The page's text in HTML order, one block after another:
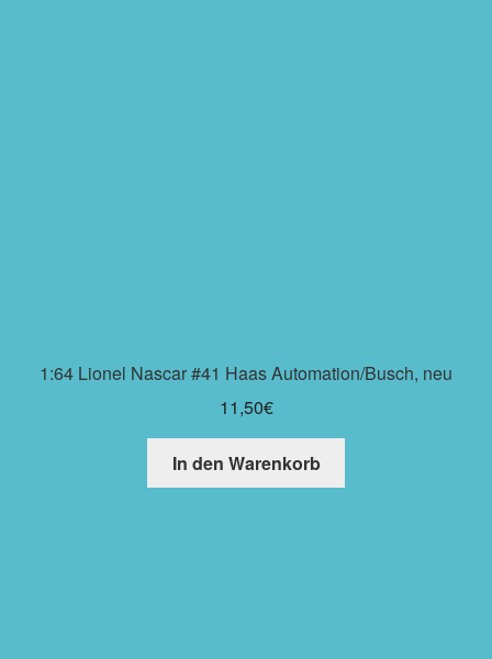
1:64 Lionel Nascar #41 Haas Automation/Busch, neu
11,50€
In den Warenkorb